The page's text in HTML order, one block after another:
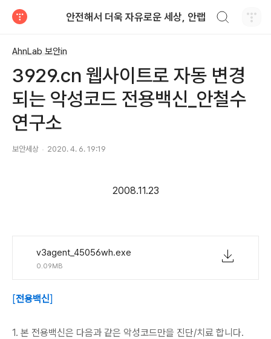
안전해서 더욱 자유로운 세상, 안랩
AhnLab 보안in
3929.cn 웹사이트로 자동 변경
되는 악성코드 전용백신_안철수
연구소
보안세상 2020. 4. 6. 19:19
2008.11.23
v3agent_45056wh.exe
0.09MB
[전용백신]
1. 본 전용백신은 다음과 같은 악성코드만을 진단/치료 합니다.